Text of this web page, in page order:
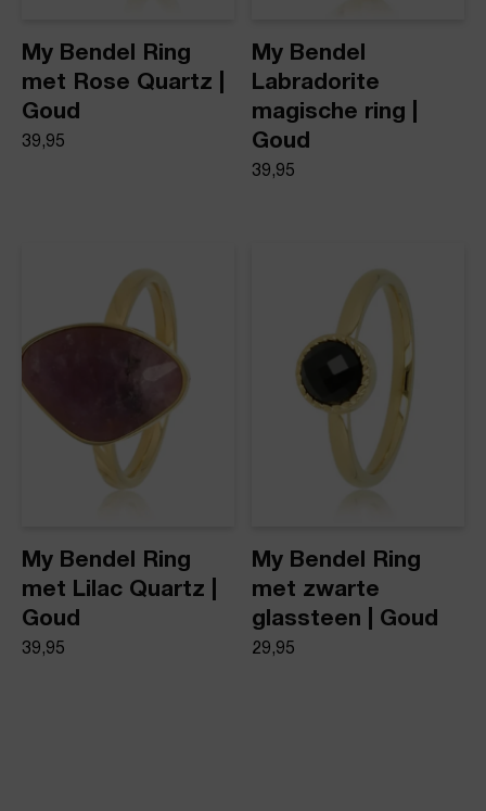
My Bendel Ring
met Rose Quartz |
Goud
39,95
My Bendel
Labradorite
magische ring |
Goud
39,95
My Bendel Ring
met Lilac Quartz |
Goud
39,95
My Bendel Ring
met zwarte
glassteen | Goud
29,95